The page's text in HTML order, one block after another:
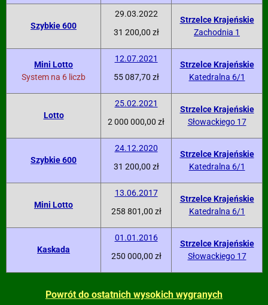
Szybkie 600
29.03.2022
31 200,00 zł
Strzelce Krajeńskie
Zachodnia 1
Mini Lotto
System na 6 liczb
12.07.2021
55 087,70 zł
Strzelce Krajeńskie
Katedralna 6/1
Lotto
25.02.2021
2 000 000,00 zł
Strzelce Krajeńskie
Słowackiego 17
Szybkie 600
24.12.2020
31 200,00 zł
Strzelce Krajeńskie
Katedralna 6/1
Mini Lotto
13.06.2017
258 801,00 zł
Strzelce Krajeńskie
Katedralna 6/1
Kaskada
01.01.2016
250 000,00 zł
Strzelce Krajeńskie
Słowackiego 17
Powrót do ostatnich wysokich wygranych